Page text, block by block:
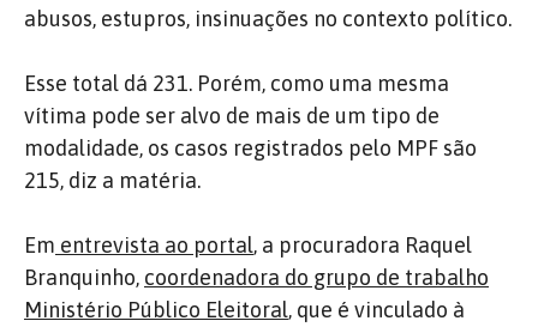
abusos, estupros, insinuações no contexto político.
Esse total dá 231. Porém, como uma mesma
vítima pode ser alvo de mais de um tipo de
modalidade, os casos registrados pelo MPF são
215, diz a matéria.
Em entrevista ao portal, a procuradora Raquel
Branquinho, coordenadora do grupo de trabalho
Ministério Público Eleitoral, que é vinculado à